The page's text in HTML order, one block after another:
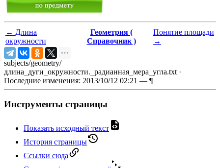
← Длина
окружности
Геометрия (
Справочник )
Понятие площади
→
subjects/geometry/
длина_дуги_окружности._радианная_мера_угла.txt ·
Последние изменения: 2013/10/12 02:21 — ¶
Инструменты страницы
Показать исходный текст
История страницы
Ссылки сюда